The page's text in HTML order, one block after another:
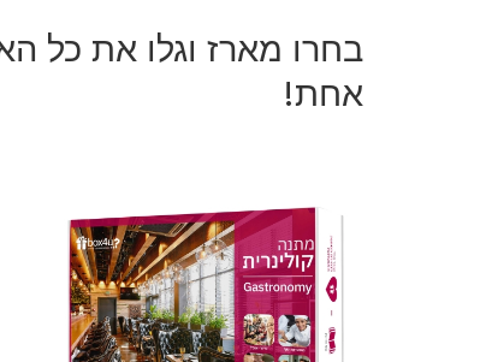
בחרו מארז וגלו את כל
אחת!